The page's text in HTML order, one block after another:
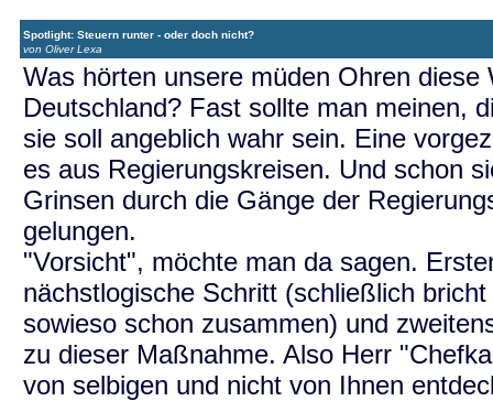
Spotlight: Steuern runter - oder doch nicht?
von Oliver Lexa
Was hörten unsere müden Ohren
Deutschland? Fast sollte man meinen,
sie soll angeblich wahr sein. Eine
es aus Regierungskreisen. Und schon
Grinsen durch die Gänge der
gelungen.
"Vorsicht", möchte man da sagen.
nächstlogische Schritt (schließlich
sowieso schon zusammen) und
zu dieser Maßnahme. Also Herr
von selbigen und nicht von Ihnen